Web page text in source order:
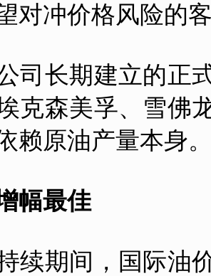
对冲价格风险的
司长期建立的正
克森美孚、雪佛
赖原油产量本身
幅最佳
续期间，国际油